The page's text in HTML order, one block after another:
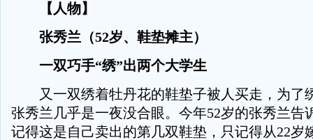
【人物】
张秀兰（52岁、鞋垫摊主）
一双巧手“绣”出两个大学生
又一双绣着牡丹花的鞋垫子被人买走，为了
张秀兰几乎是一夜没合眼。今年52岁的张秀兰告
记得这是自己卖出的第几双鞋垫，只记得从22岁